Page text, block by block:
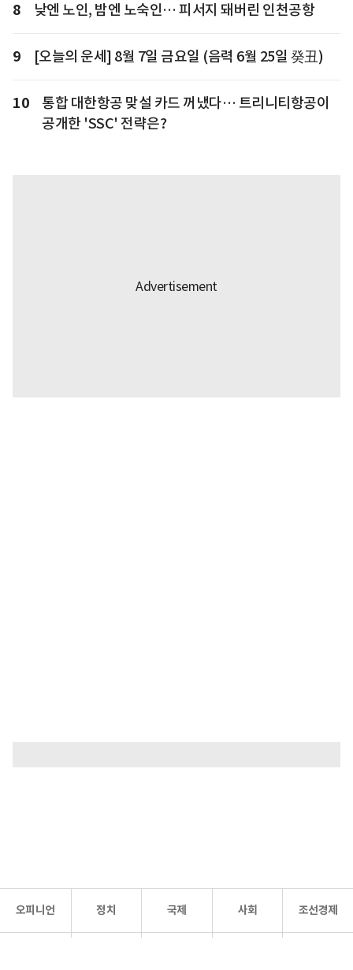
8 낮엔 노인, 밤엔 노숙인… 피서지 돼버린 인천공항
9 [오늘의 운세] 8월 7일 금요일 (음력 6월 25일 癸丑)
10
통합 대한항공 맞설 카드 꺼냈다… 트리니티항공이
공개한 'SSC' 전략은?
오피니언 정치 국제 사회 조선경제